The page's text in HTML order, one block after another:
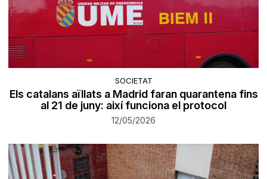
SOCIETAT
Els catalans aïllats a Madrid faran quarantena fins
al 21 de juny: així funciona el protocol
12/05/2026